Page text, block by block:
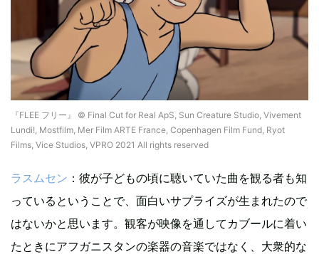
『FLEE フリー』 © Final Cut for Real ApS, Sun Creature Studio, Vivement
Lundi!, Mostfilm, Mer Film ARTE France, Copenhagen Film Fund, Ryot
Films, Vice Studios, VPRO 2021 All rights reserved
ラスムセン ：彼が子どもの頃に聴いていた曲を観る者も知
っているということで、面白いサプライズが生まれたので
はないかと思います。観客が映像を通してカブールに着い
たときにアフガニスタンの楽器の音楽ではなく、大衆的な